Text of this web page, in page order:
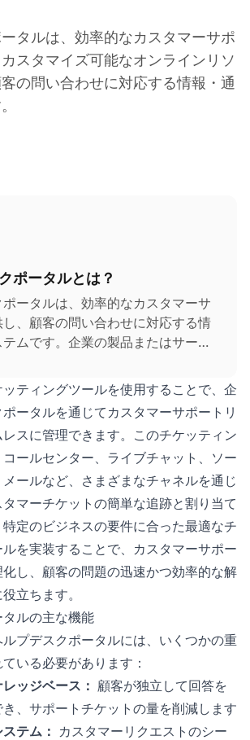
タルは、効率的なカスタマーサポ
スタマイズ可能なオンラインリソ
の問い合わせに対応する情報・通
ポータルとは？
ータルは、効率的なカスタマーサ
、顧客の問い合わせに対応する情
ムです。企業の製品またはサービ
マイズ可能なオンラインリソースと
。
ティングツールを使用することで、企
ータルを通じてカスタマーサポートリ
スに管理できます。このチケッティン
ールセンター、ライブチャット、ソー
ールなど、さまざまなチャネルを通じ
マーチケットの簡単な追跡と割り当て
定のビジネスの要件に合った最適なチ
を実装することで、カスタマーサポー
化し、顧客の問題の迅速かつ効率的な解
立ちます。
ルの主な機能
プデスクポータルには、いくつかの重
いる必要があります：
ッジベース： 顧客が独立して回答を
、サポートチケットの量を削減します
テム： カスタマーリクエストのシー